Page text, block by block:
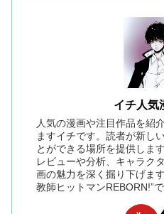
イチ人気
人気の漫画や注目作品を紹
ますイチです。読者が新し
とができる場所を提供しま
レビューや分析、キャラク
画の魅力を深く掘り下げま
教師ヒットマンREBORN!”で